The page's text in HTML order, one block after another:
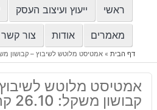
ראשי ייעוץ ועיצוב העסק
מאמרים אודות צור קשר
דף הבית» אמטיסט מלוטש לשיבוץ – קבושון משקל:
אמטיסט מלוטש
קבושון משקל: 26.10 קרט